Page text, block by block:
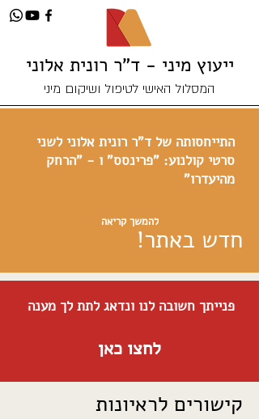
המסלול האישי לטיפול ושיקום מיני
ייעוץ מיני - ד"ר רונית אלוני
התייחסותה של ד"ר רונית אלוני לשני
סרטי קולנוע: "פרינסס" ו - "הרחק
מהיעדרו"
להמשך קריאה
חדש באתר!
פנייתך חשובה לנו ונדאג לתת לך מענה
לחצו כאן
קישורים לראיונות